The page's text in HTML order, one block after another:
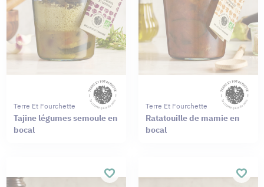
Terre Et Fourchette
Tajine légumes semoule en
bocal
Terre Et Fourchette
Ratatouille de mamie en
bocal